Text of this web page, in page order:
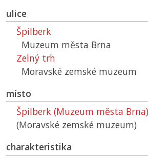
ulice
Špilberk
Muzeum města Brna
Zelný trh
Moravské zemské muzeum
místo
Špilberk (Muzeum města Brna)
(Moravské zemské muzeum)
charakteristika